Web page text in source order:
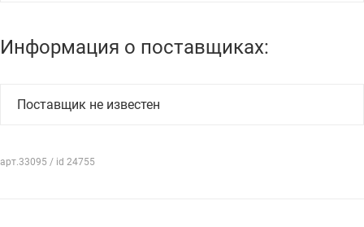
Информация о поставщиках:
Поставщик не известен
арт.33095 / id 24755